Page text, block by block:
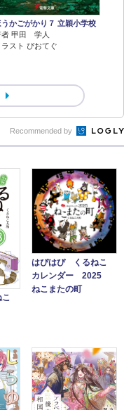
うかごがかり７ 立穎小学校
者 甲田 学人
ラスト ぴおてぐ
Recommended by
こ
はぴはぴ くるねこ
カレンダー 2025
ねこまたの町